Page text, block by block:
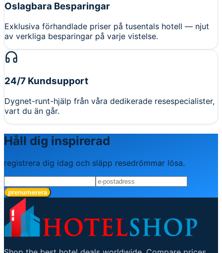
Oslagbara Besparingar
Exklusiva förhandlade priser på tusentals hotell — njut
av verkliga besparingar på varje vistelse.
24/7 Kundsupport
Dygnet-runt-hjälp från våra dedikerade resespecialister,
vart du än går.
Håll dig inspirerad
registrera dig idag och släpp resedrömmar lösa.
prenumerera